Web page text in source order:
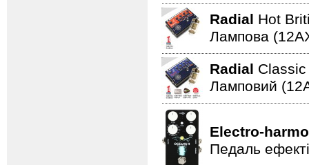
Radial Hot
Лампова
Radial
Ламповий
Electro-
Педаль